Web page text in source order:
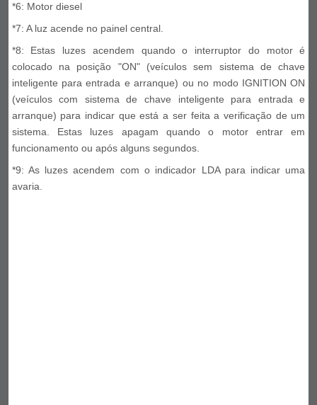
*6: Motor diesel
*7: A luz acende no painel central.
*8: Estas luzes acendem quando o interruptor do motor é
colocado na posição "ON" (veículos sem sistema de chave
inteligente para entrada e arranque) ou no modo IGNITION ON
(veículos com sistema de chave inteligente para entrada e
arranque) para indicar que está a ser feita a verificação de um
sistema. Estas luzes apagam quando o motor entrar em
funcionamento ou após alguns segundos.
*9: As luzes acendem com o indicador LDA para indicar uma
avaria.